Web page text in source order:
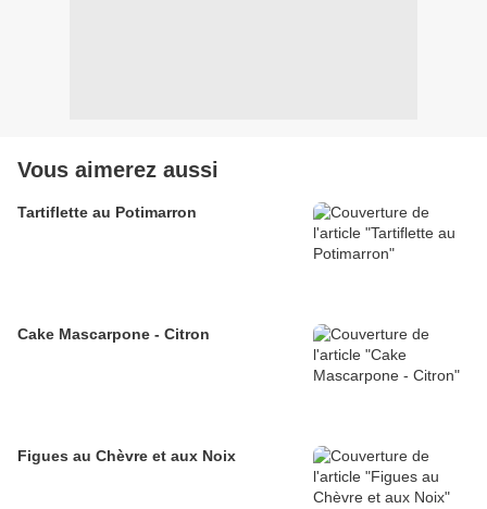
Vous aimerez aussi
Tartiflette au Potimarron
Cake Mascarpone - Citron
Figues au Chèvre et aux Noix